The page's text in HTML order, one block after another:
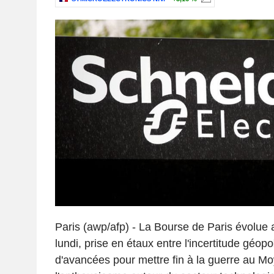
Paris (awp/afp) - La Bourse de Paris évolue
lundi, prise en étaux entre l'incertitude
d'avancées pour mettre fin à la guerre au